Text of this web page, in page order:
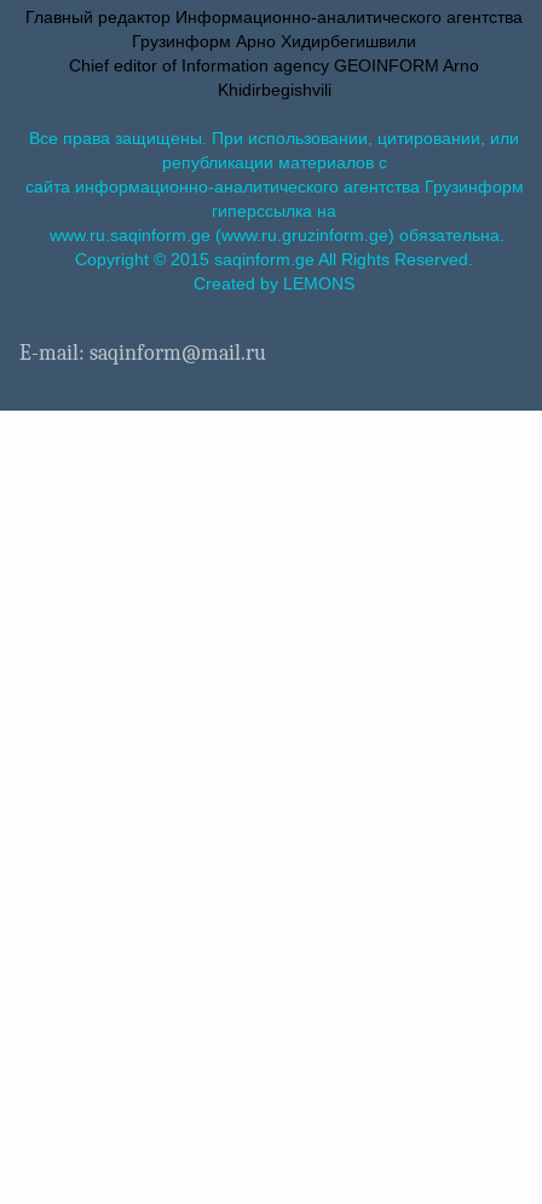
Главный редактор Информационно-аналитического агентства
Грузинформ Арно Хидирбегишвили
Chief editor of Information agency GEOINFORM Arno
Khidirbegishvili
Все права защищены. При использовании, цитировании, или
републикации материалов с
сайта информационно-аналитического агентства Грузинформ
гиперссылка на
www.ru.saqinform.ge (www.ru.gruzinform.ge) обязательна.
Copyright © 2015 saqinform.ge All Rights Reserved.
Created by LEMONS
E-mail: saqinform@mail.ru